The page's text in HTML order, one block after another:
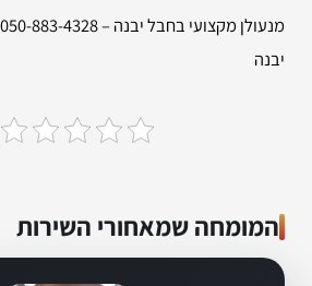
יבנה
המומחה שמאחורי השירות